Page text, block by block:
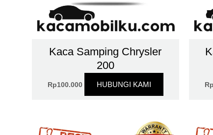
Kaca Samping Chrysler
200
Rp100.000 HUBUNGI KAMI Rp